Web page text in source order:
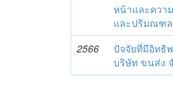
หน้าและควา
และปริมณฑล
2566
ปัจจัยที่มีอิทธิ
บริษัท ขนส่ง